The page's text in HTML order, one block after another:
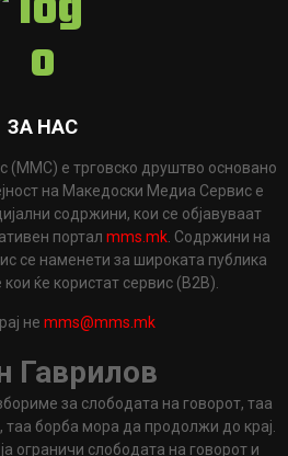
ЗА НАС
(ММС) е трговско друштво основано
на Македоски Медиа Сервис е
содржини, кои се објавуваат
портал mms.mk . Содржини на
се наменети за широката публика
ќе користат сервис (B2B).
не mms@mms.mk
Гаврилов
за слободата на говорот, таа
таа борба мора да продолжи до крај.
ограничи слободата на говорот и